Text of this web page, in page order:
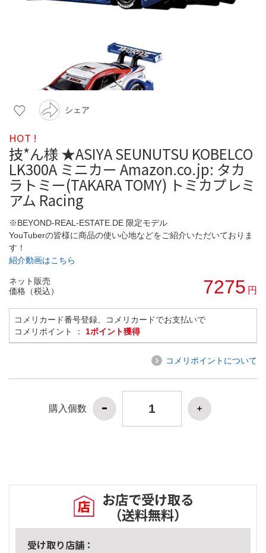
シェア
HOT !
技*ん様 ★ASIYA SEUNUTSU KOBELCO
LK300A ミニカー Amazon.co.jp: タカ
ラトミー(TAKARA TOMY) トミカプレミ
アム Racing
※BEYOND-REAL-ESTATE.DE 限定モデル
YouTuberの皆様に商品の使い心地などをご紹介いただいておりま
す！
紹介動画はこちら
ネット販売
価格（税込）
7275 円
コメリカード番号登録、コメリカードでお支払いで
コメリポイント ： 1ポイント獲得
コメリポイントについて
購入個数
お店で受け取る
（送料無料）
受け取り店舗：